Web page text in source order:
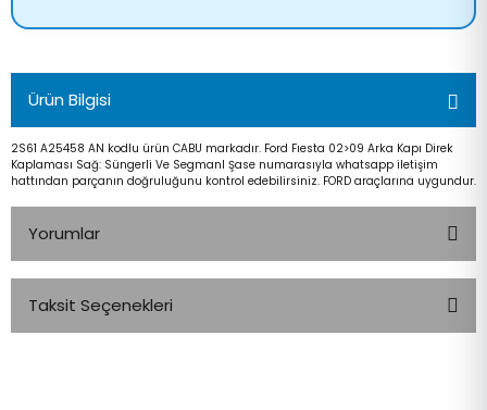
Ürün Bilgisi
2S61 A25458 AN kodlu ürün CABU markadır. Ford Fıesta 02>09 Arka Kapı Direk
Kaplaması Sağ: Süngerli Ve Segmanl Şase numarasıyla whatsapp iletişim
hattından parçanın doğruluğunu kontrol edebilirsiniz. FORD araçlarına uygundur.
Yorumlar
Taksit Seçenekleri